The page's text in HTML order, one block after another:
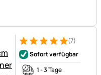
Bewertung: 5 von 5 (7
7 Bewertungen
(7)
Sofort verfügbar
1 - 3 Tage